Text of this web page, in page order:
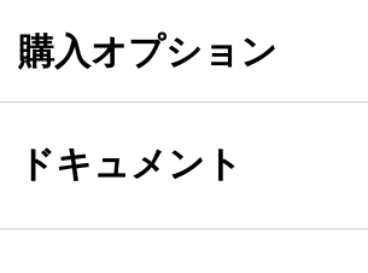
購入オプション
ドキュメント